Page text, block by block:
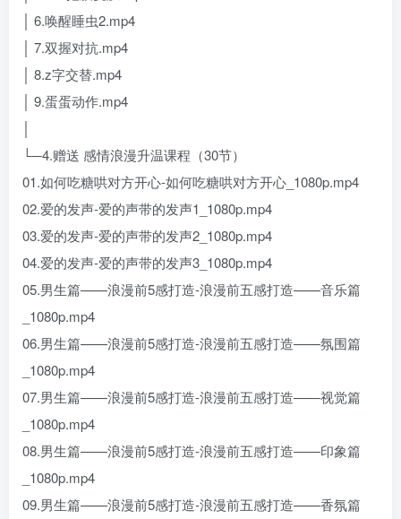
│ 6.唤醒睡虫2.mp4
│ 7.双握对抗.mp4
│ 8.z字交替.mp4
│ 9.蛋蛋动作.mp4
└─4.赠送 感情浪漫升温课程（30节）
01.如何吃糖哄对方开心-如何吃糖哄对方开心_1080p.mp4
02.爱的发声-爱的声带的发声1_1080p.mp4
03.爱的发声-爱的声带的发声2_1080p.mp4
04.爱的发声-爱的声带的发声3_1080p.mp4
05.男生篇——浪漫前5感打造-浪漫前五感打造——音乐篇
_1080p.mp4
06.男生篇——浪漫前5感打造-浪漫前五感打造——氛围篇
_1080p.mp4
07.男生篇——浪漫前5感打造-浪漫前五感打造——视觉篇
_1080p.mp4
08.男生篇——浪漫前5感打造-浪漫前五感打造——印象篇
_1080p.mp4
09.男生篇——浪漫前5感打造-浪漫前五感打造——香氛篇